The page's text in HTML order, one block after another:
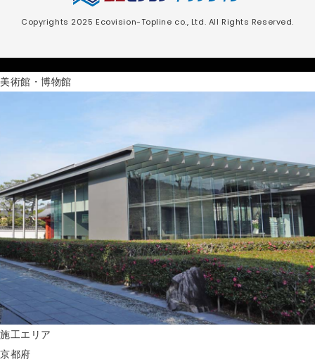
Copyrights 2025 Ecovision-Topline co., Ltd. All Rights Reserved.
美術館・博物館
施工エリア
京都府